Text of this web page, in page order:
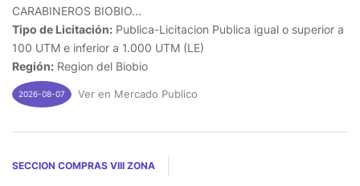
CARABINEROS BIOBIO...
Tipo de Licitación: Publica-Licitacion Publica igual o superior a
100 UTM e inferior a 1.000 UTM (LE)
Región: Region del Biobio
2026-08-07 Ver en Mercado Publico
SECCION COMPRAS VIII ZONA